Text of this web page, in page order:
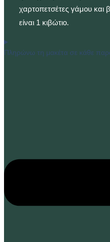
χαρτοπετσέτες γάμου και
είναι 1 κιβώτιο.
Πληρώνω τη μακέτα σε κάθε